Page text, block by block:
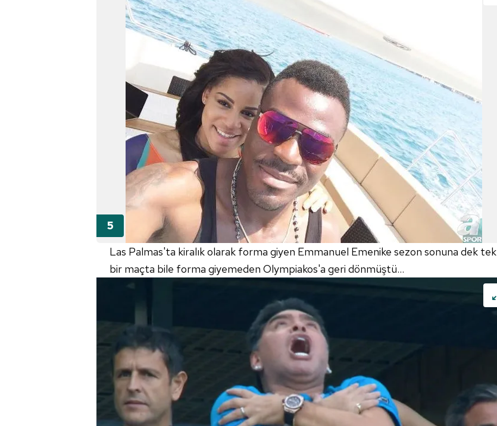
Las Palmas'ta kiralık olarak forma giyen Emmanuel Emenike sezon sonuna dek tek
bir maçta bile forma giyemeden Olympiakos'a geri dönmüştü...